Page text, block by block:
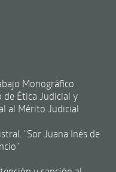
Monográfico
de Ética Judicial y
al Mérito Judicial
"Sor Juana Inés de